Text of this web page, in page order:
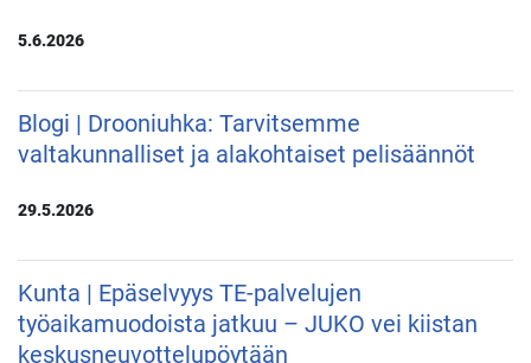
5.6.2026
Blogi | Drooniuhka: Tarvitsemme
valtakunnalliset ja alakohtaiset pelisäännöt
29.5.2026
Kunta | Epäselvyys TE-palvelujen
työaikamuodoista jatkuu – JUKO vei kiistan
keskusneuvottelupöytään